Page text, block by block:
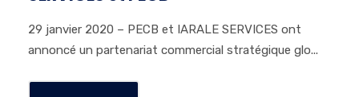
29 janvier 2020 – PECB et IARALE SERVICES ont
annoncé un partenariat commercial stratégique glo...